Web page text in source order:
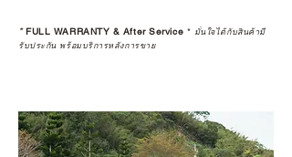
*FULL WARRANTY & After Service * มั่นใจได้กับสินค้ามี
รับประกัน พร้อมบริการหลังการขาย